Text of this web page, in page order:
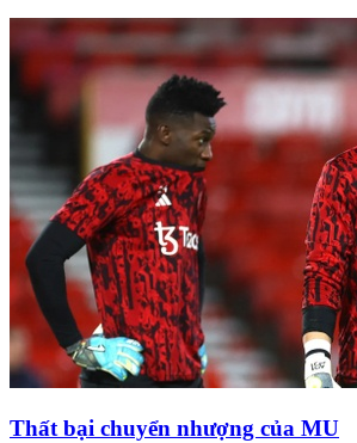
Thất bại chuyển nhượng của MU